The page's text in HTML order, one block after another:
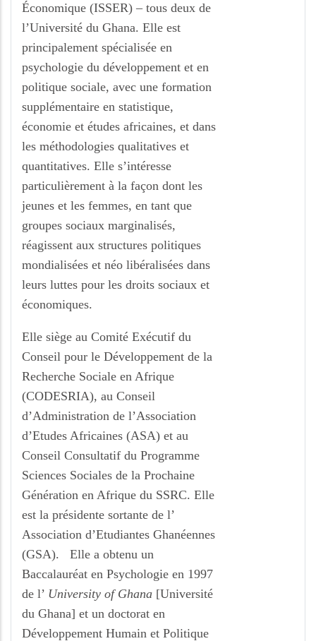
Économique (ISSER) – tous deux de
l’Université du Ghana. Elle est
principalement spécialisée en
psychologie du développement et en
politique sociale, avec une formation
supplémentaire en statistique,
économie et études africaines, et dans
les méthodologies qualitatives et
quantitatives. Elle s’intéresse
particulièrement à la façon dont les
jeunes et les femmes, en tant que
groupes sociaux marginalisés,
réagissent aux structures politiques
mondialisées et néo libéralisées dans
leurs luttes pour les droits sociaux et
économiques.
Elle siège au Comité Exécutif du
Conseil pour le Développement de la
Recherche Sociale en Afrique
(CODESRIA), au Conseil
d’Administration de l’Association
d’Etudes Africaines (ASA) et au
Conseil Consultatif du Programme
Sciences Sociales de la Prochaine
Génération en Afrique du SSRC. Elle
est la présidente sortante de l’
Association d’Etudiantes Ghanéennes
(GSA). Elle a obtenu un
Baccalauréat en Psychologie en 1997
de l’ University of Ghana [Université
du Ghana] et un doctorat en
Développement Humain et Politique